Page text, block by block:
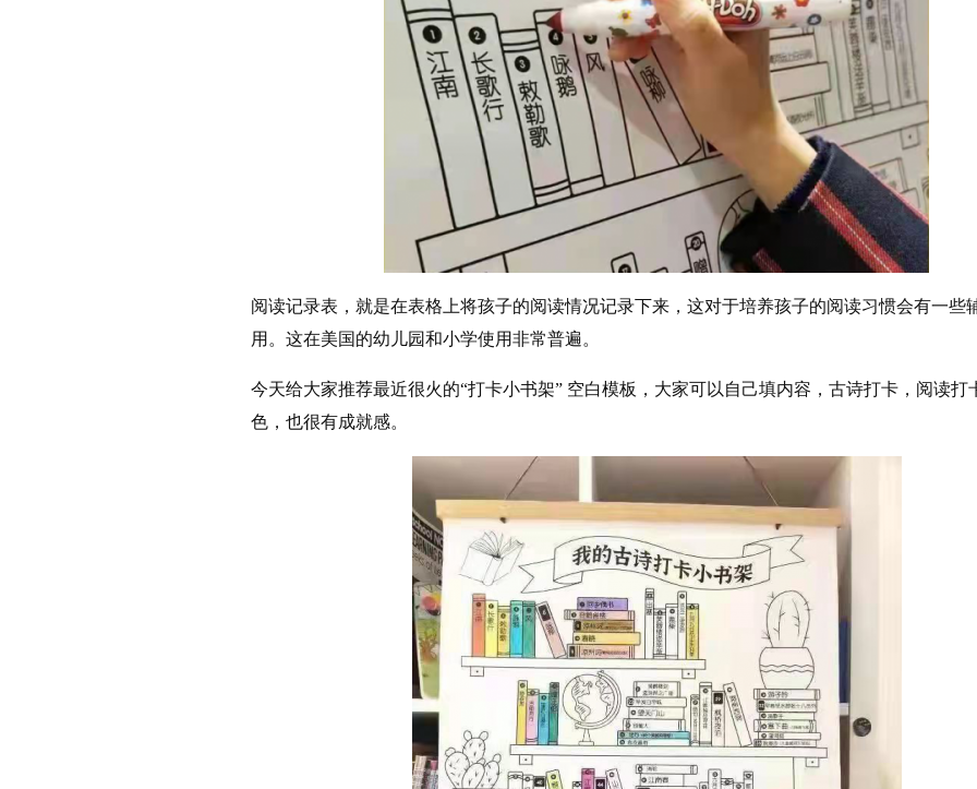
阅读记录表，就是在表格上将孩子的阅读情况记录下来，这对于培养孩子的阅读习惯会有一些
用。这在美国的幼儿园和小学使用非常普遍。
今天给大家推荐最近很火的“打卡小书架” 空白模板，大家可以自己填内容，古诗打卡，阅读打
色，也很有成就感。